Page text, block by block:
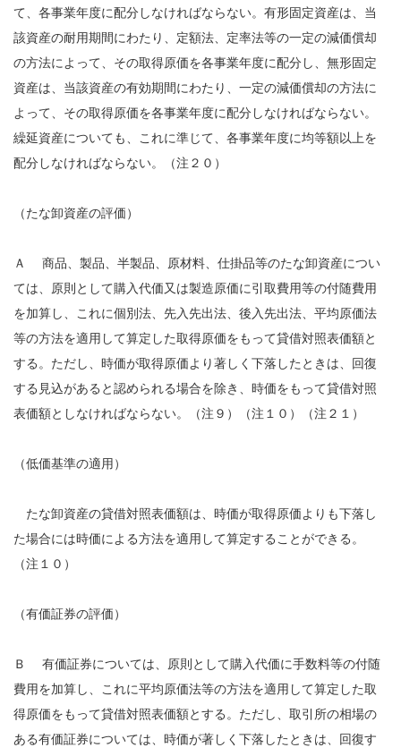
て、各事業年度に配分しなければならない。有形固定資産は、当
該資産の耐用期間にわたり、定額法、定率法等の一定の減価償却
の方法によって、その取得原価を各事業年度に配分し、無形固定
資産は、当該資産の有効期間にわたり、一定の減価償却の方法に
よって、その取得原価を各事業年度に配分しなければならない。
繰延資産についても、これに準じて、各事業年度に均等額以上を
配分しなければならない。（注２０）
（たな卸資産の評価）
Ａ 商品、製品、半製品、原材料、仕掛品等のたな卸資産につい
ては、原則として購入代価又は製造原価に引取費用等の付随費用
を加算し、これに個別法、先入先出法、後入先出法、平均原価法
等の方法を適用して算定した取得原価をもって貸借対照表価額と
する。ただし、時価が取得原価より著しく下落したときは、回復
する見込があると認められる場合を除き、時価をもって貸借対照
表価額としなければならない。（注９）（注１０）（注２１）
（低価基準の適用）
たな卸資産の貸借対照表価額は、時価が取得原価よりも下落し
た場合には時価による方法を適用して算定することができる。
（注１０）
（有価証券の評価）
Ｂ 有価証券については、原則として購入代価に手数料等の付随
費用を加算し、これに平均原価法等の方法を適用して算定した取
得原価をもって貸借対照表価額とする。ただし、取引所の相場の
ある有価証券については、時価が著しく下落したときは、回復す